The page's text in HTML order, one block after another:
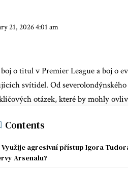
21, 2026 4:01 am
boj o titul v Premier League a boj o
svítidel. Od
otázek, které by mohly
Contents
Využije agresivní přístup Igora
Arsenalu?